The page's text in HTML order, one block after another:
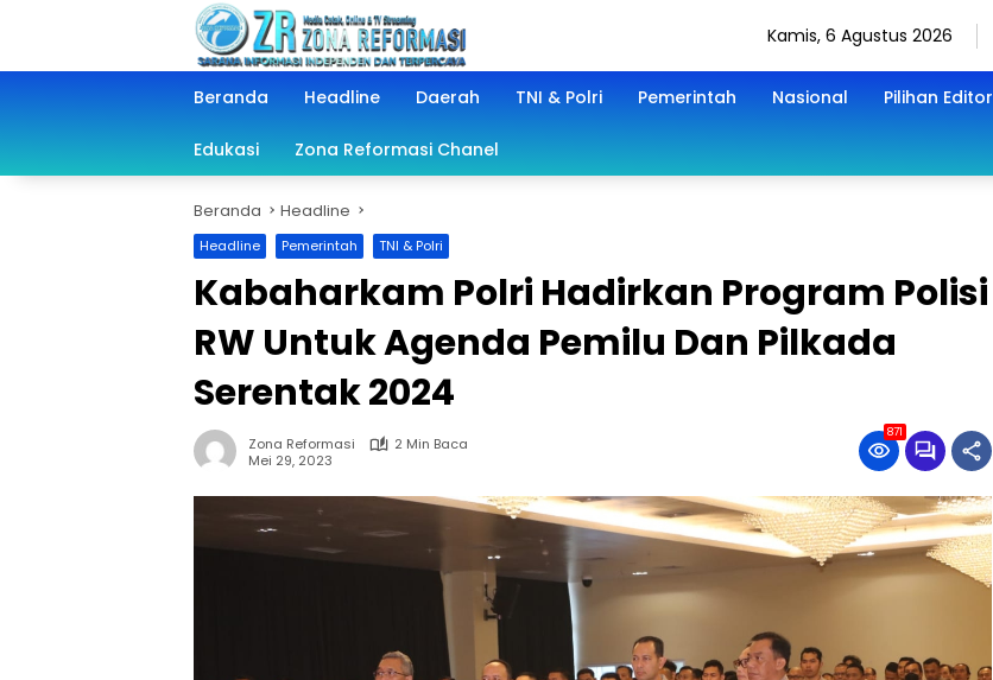
Kamis, 6 Agustus 2026
Beranda Headline Daerah TNI & Polri Pemerintah Nasional Pilihan Editor
Edukasi Zona Reformasi Chanel
Beranda Headline
Headline Pemerintah TNI & Polri
Kabaharkam Polri Hadirkan Program Polisi
RW Untuk Agenda Pemilu Dan Pilkada
Serentak 2024
Zona Reformasi
2 Min Baca
Mei 29, 2023
871